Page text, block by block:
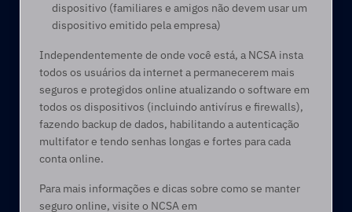
dispositivo (familiares e amigos não devem usar um
dispositivo emitido pela empresa)
Independentemente de onde você está, a NCSA insta
todos os usuários da internet a permanecerem mais
seguros e protegidos online atualizando o software em
todos os dispositivos (incluindo antivírus e firewalls),
fazendo backup de dados, habilitando a autenticação
multifator e tendo senhas longas e fortes para cada
conta online.
Para mais informações e dicas sobre como se manter